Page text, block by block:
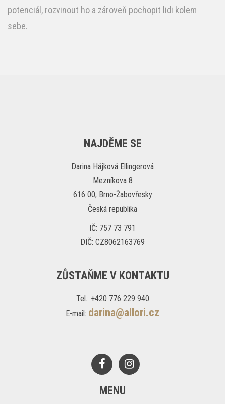
potenciál, rozvinout ho a zároveň pochopit lidi kolem
sebe.
NAJDĚME SE
Darina Hájková Ellingerová
Mezníkova 8
616 00, Brno-Žabovřesky
Česká republika
IČ: 757 73 791
DIČ: CZ8062163769
ZŮSTAŇME V KONTAKTU
Tel.: +420 776 229 940
E-mail: darina@allori.cz
MENU